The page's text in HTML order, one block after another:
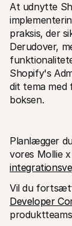
At udnytte
praksis, der
Derudover,
Shopify's
dit tema med
boksen.
Planlægger
vores Mollie
Vil du
Developer